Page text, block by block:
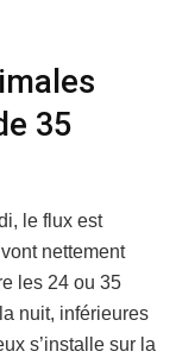
35
le flux est
nettement
les 24 ou 35
nuit, inférieures
s’installe sur la